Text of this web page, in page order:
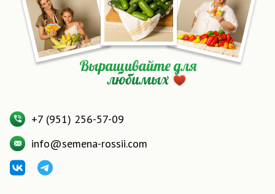
+7 (951) 256-57-09
info@semena-rossii.com